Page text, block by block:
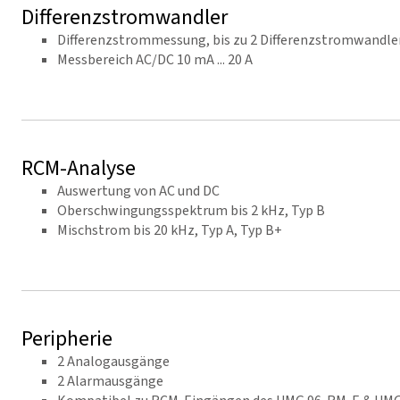
Differenzstromwandler
Differenzstrommessung, bis zu 2
Messbereich AC/DC 10 mA ... 20 A
RCM-Analyse
Auswertung von AC und DC
Oberschwingungsspektrum bis 2 kHz, Typ B
Mischstrom bis 20 kHz, Typ A, Typ B+
Peripherie
2 Analogausgänge
2 Alarmausgänge